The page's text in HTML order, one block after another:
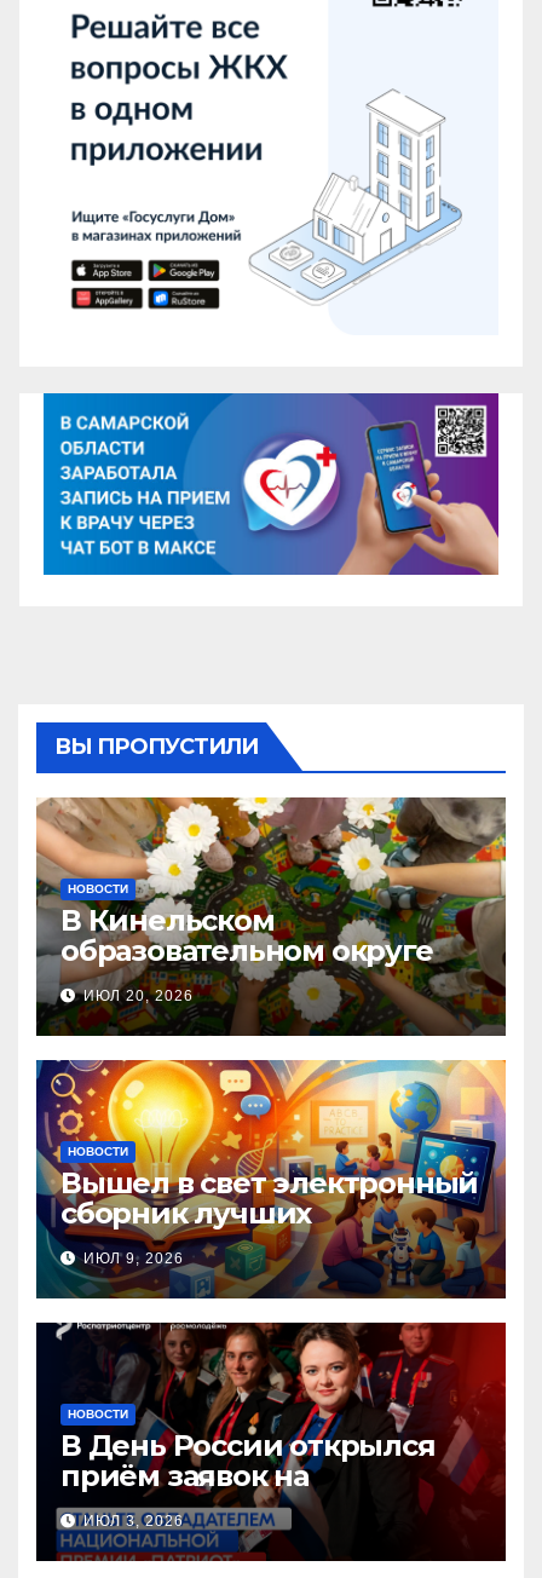
ВЫ ПРОПУСТИЛИ
НОВОСТИ
В Кинельском
образовательном округе
прошла Неделя правовой
помощи, посвящённая Дню
семьи, любви и верности
ИЮЛ 20, 2026
НОВОСТИ
Вышел в свет электронный
сборник лучших
инновационных практик
педагогов дошкольного
образования!
ИЮЛ 9, 2026
НОВОСТИ
В День России открылся
приём заявок на
Национальную премию
«Патриот»
ИЮЛ 3, 2026